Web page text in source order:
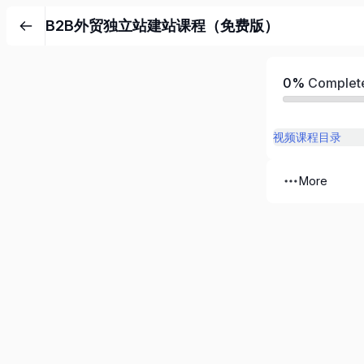
B2B外贸独立站建站课程（免费版）
0%
视频课程目录
More